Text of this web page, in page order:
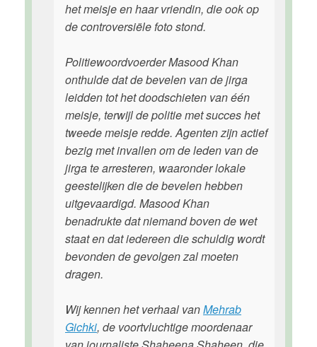
het meisje en haar vriendin, die ook op
de controversiële foto stond.
Politiewoordvoerder Masood Khan
onthulde dat de bevelen van de jirga
leidden tot het doodschieten van één
meisje, terwijl de politie met succes het
tweede meisje redde. Agenten zijn actief
bezig met invallen om de leden van de
jirga te arresteren, waaronder lokale
geestelijken die de bevelen hebben
uitgevaardigd. Masood Khan
benadrukte dat niemand boven de wet
staat en dat iedereen die schuldig wordt
bevonden de gevolgen zal moeten
dragen.
Wij kennen het verhaal vanMehrab
Gichki, de voortvluchtige moordenaar